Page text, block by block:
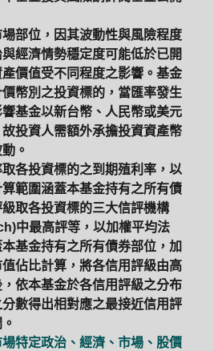
部位，因其波動性與風險程度
經濟情勢穩定度可能低於已開
價值受不同程度之影響。基金
幣別之投資標的，當匯率發生
基金以新台幣、人民幣或美元
投資人需額外承擔投資資產幣
。
各投資標的之到期殖利率，以
範圍涵蓋本基金持有之所有債
取各投資標的三大信評機構
中最高評等，以加權平均法
基金持有之所有債券部位，加
佔比計算，將各信用評級由高
依本基金於各信用評級之分布
數得出相對應之最接近信用評
特定政治、經濟、市場、股價